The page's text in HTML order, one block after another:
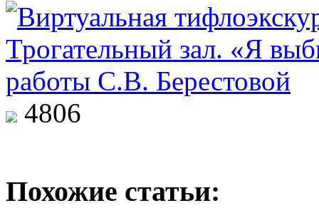
4806
Похожие статьи: